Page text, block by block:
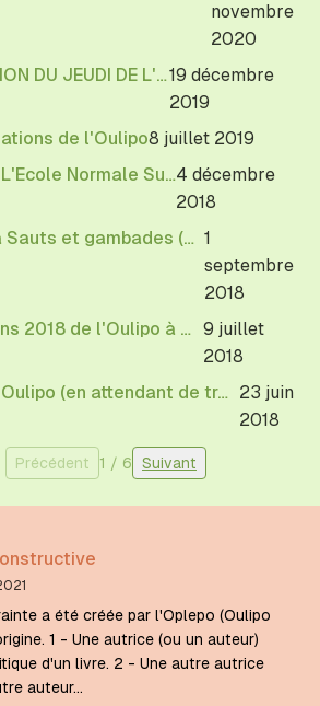
novembre
2020
ANNULATION DU JEUDI DE L'OULIPO19 décembre
2019
de l'Oulipo8 juillet 2019
Lecture à L'Ecole Normale Supérieure4 décembre
2018
L'Oulipo à Sauts et gambades (Dieulefit), le samedi 1er septembre à 19h 1
septembre
2018
Récréations 2018 de l'Oulipo à Bourges 9 juillet
2018
La pièce "Oulipo (en attendant de trouver mieux)" au Théâtre Galabru 23 juin
2018
Précédent 1 / 6 Suivant
a été créée par l'Oplepo (Oulipo
1 - Une autrice (ou un auteur)
d'un livre. 2 - Une autre autrice
auteur…